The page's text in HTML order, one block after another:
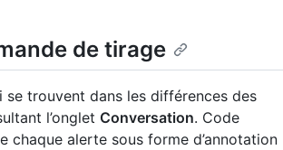
de tirage
trouvent dans les différences des
l’onglet Conversation. Code
chaque alerte sous forme d’annotation